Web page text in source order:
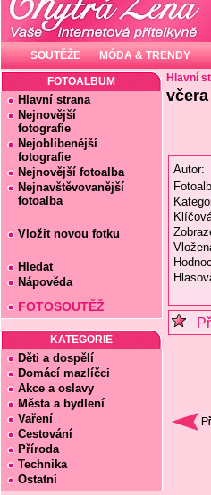
SOUTĚŽE MÓDA & TRENDY
FOTOALBUM
Hlavní strana
Nejnovější
fotografie
Nejoblíbenější
fotografie
Nejnovější fotoalba
Nejnavštěvovanější
fotoalba
Vložit novou fotku
Hledat
Nápověda
FOTOSOUTĚŽ
KATEGORIE
Děti a dospělí
Domácí mazlíčci
Akce a oslavy
Města a bydlení
Vaření
Cestování
Příroda
Technika
Ostatní
Hlavní
Autor: